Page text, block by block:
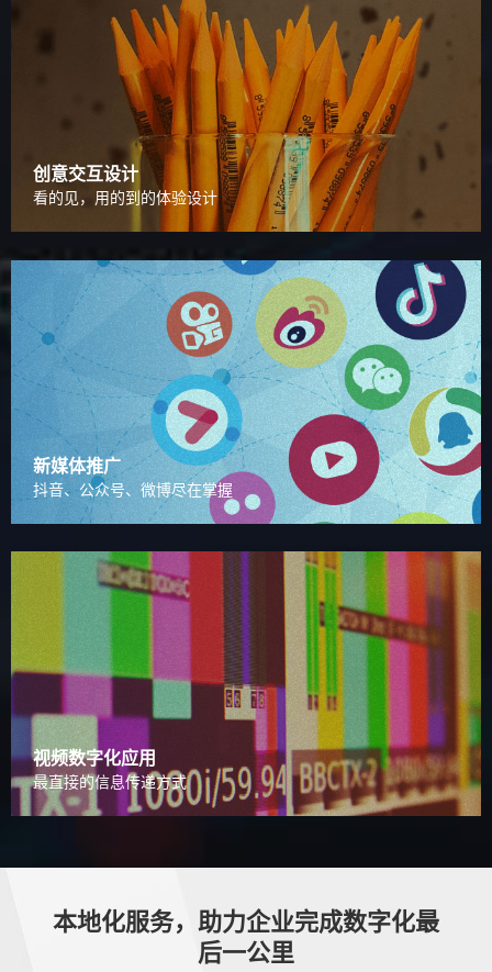
创意交互设计
看的见，用的到的体验设计
新媒体推广
抖音、公众号、微博尽在掌握
视频数字化应用
最直接的信息传递方式
本地化服务，助力企业完成数字化最
后一公里